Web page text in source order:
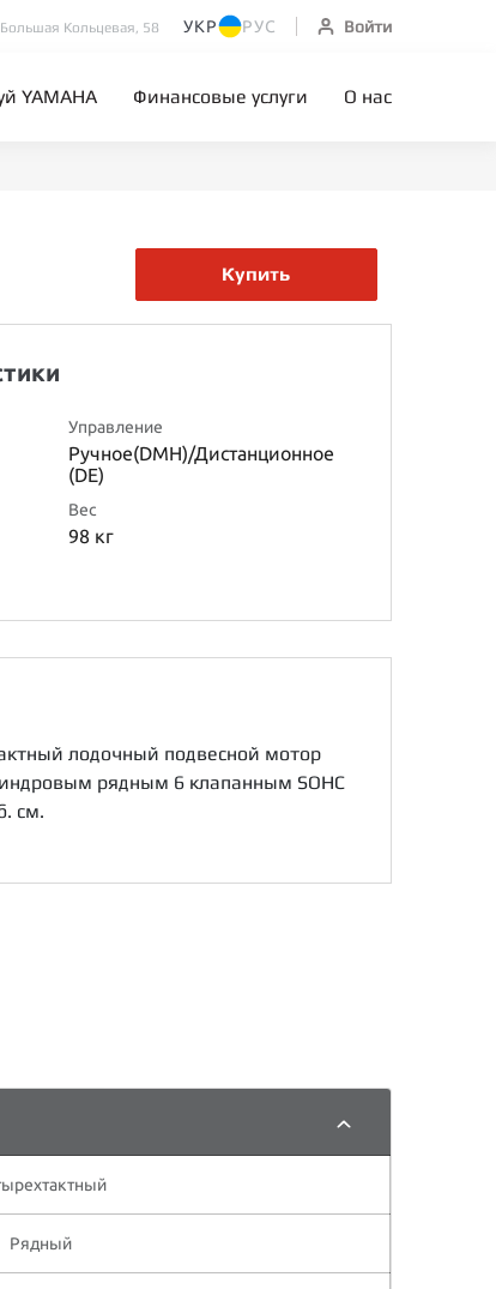
Кольцевая, 58 УКР РУС Войти
YAMAHA Финансовые услуги О нас
Купить
Управление
Ручное(DMH)/Дистанционное
(DE)
Вес
98 кг
лодочный подвесной мотор
рядным 6 клапанным SOHC
см.
Рядный